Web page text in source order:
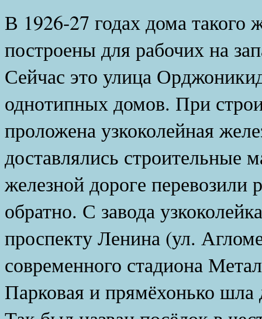
В 1926-27 годах дома такого
построены для рабочих на
Сейчас это улица
однотипных домов. При
проложена узкоколейная
доставлялись строительные
железной дороге перевозили
обратно. С завода
проспекту Ленина (ул.
современного стадиона
Парковая и прямёхонько шла